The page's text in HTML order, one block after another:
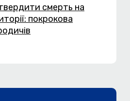
смерть на
покрокова